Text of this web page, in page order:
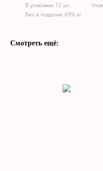
В упаковке: 12 шт.
Вес в поддоне: 696 кг
Смотреть ещё: